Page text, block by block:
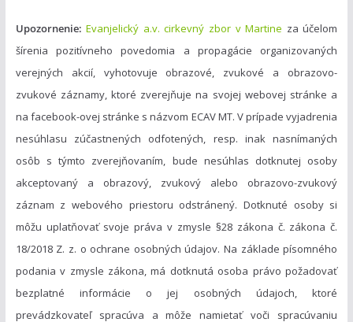
Upozornenie: Evanjelický a.v. cirkevný zbor v Martine za účelom
šírenia pozitívneho povedomia a propagácie organizovaných
verejných akcií, vyhotovuje obrazové, zvukové a obrazovo-
zvukové záznamy, ktoré zverejňuje na svojej webovej stránke a
na facebook-ovej stránke s názvom ECAV MT. V prípade vyjadrenia
nesúhlasu zúčastnených odfotených, resp. inak nasnímaných
osôb s týmto zverejňovaním, bude nesúhlas dotknutej osoby
akceptovaný a obrazový, zvukový alebo obrazovo-zvukový
záznam z webového priestoru odstránený. Dotknuté osoby si
môžu uplatňovať svoje práva v zmysle §28 zákona č. zákona č.
18/2018 Z. z. o ochrane osobných údajov. Na základe písomného
podania v zmysle zákona, má dotknutá osoba právo požadovať
bezplatné informácie o jej osobných údajoch, ktoré
prevádzkovateľ spracúva a môže namietať voči spracúvaniu